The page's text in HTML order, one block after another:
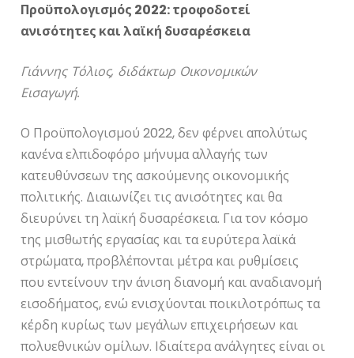
Προϋπολογισμός 2022: τροφοδοτεί
ανισότητες και λαϊκή δυσαρέσκεια
Γιάννης Τόλιος, διδάκτωρ Οικονομικών
Εισαγωγή.
Ο Προϋπολογισμού 2022, δεν φέρνει απολύτως
κανένα ελπιδοφόρο μήνυμα αλλαγής των
κατευθύνσεων της ασκούμενης οικονομικής
πολιτικής. Διαιωνίζει τις ανισότητες και θα
διευρύνει τη λαϊκή δυσαρέσκεια. Για τον κόσμο
της μισθωτής εργασίας και τα ευρύτερα λαϊκά
στρώματα, προβλέπονται μέτρα και ρυθμίσεις
που εντείνουν την άνιση διανομή και αναδιανομή
εισοδήματος, ενώ ενισχύονται ποικιλοτρόπως τα
κέρδη κυρίως των μεγάλων επιχειρήσεων και
πολυεθνικών ομίλων. Ιδιαίτερα ανάλγητες είναι οι